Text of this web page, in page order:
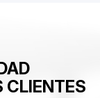
CLIENTES